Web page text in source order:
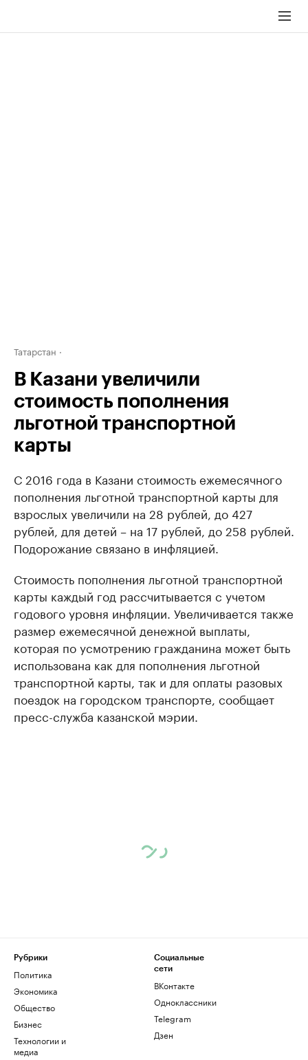
Татарстан
В Казани увеличили
стоимость пополнения
льготной транспортной
карты
С 2016 года в Казани стоимость ежемесячного
пополнения льготной транспортной карты для
взрослых увеличили на 28 рублей, до 427
рублей, для детей – на 17 рублей, до 258 рублей.
Подорожание связано в инфляцией.
Стоимость пополнения льготной транспортной
карты каждый год рассчитывается с учетом
годового уровня инфляции. Увеличивается также
размер ежемесячной денежной выплаты,
которая по усмотрению гражданина может быть
использована как для пополнения льготной
транспортной карты, так и для оплаты разовых
поездок на городском транспорте, сообщает
пресс-служба казанской мэрии.
Рубрики
Политика
Экономика
Общество
Бизнес
Технологии и
медиа
Социальные
сети
ВКонтакте
Одноклассники
Telegram
Дзен